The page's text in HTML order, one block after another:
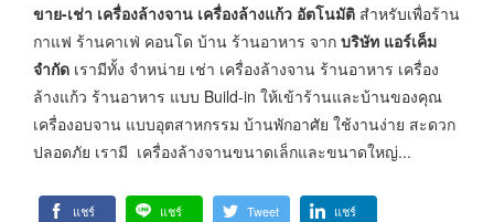
ขาย-เช่า เครื่องล้างจาน เครื่องล้างแก้ว อัตโนมัติ สำหรับเพื่อร้าน
กาแฟ ร้านคาเฟ่ คอนโด บ้าน ร้านอาหาร จาก บริษัท แอร์เค็ม
จำกัด เรามีทั้ง จำหน่าย เช่า เครื่องล้างจาน ร้านอาหาร เครื่อง
ล้างแก้ว ร้านอาหาร แบบ Build-in ให้เข้าร้านและบ้านของคุณ
เครื่องอบจาน แบบอุตสาหกรรม บ้านพักอาศัย ใช้งานง่าย สะดวก
ปลอดภัย เรามี เครื่องล้างจานขนาดเล็กและขนาดใหญ่...
แชร์ แชร์ Tweet แชร์